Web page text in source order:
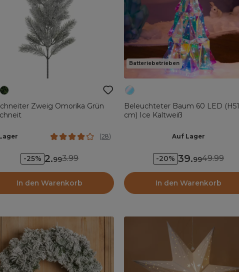
Zweig Omorika Grün
(28)
-25% 2.993.99
In den Warenkorb
Batteriebetrieben
Beleuchteter Baum 60 LED (H51
cm) Ice Kaltweiß
Auf Lager
-20% 39.9949.99
In den Warenkorb